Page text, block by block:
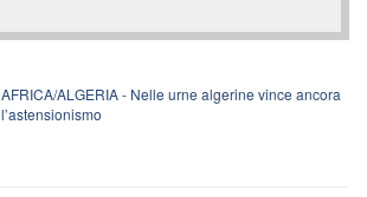
AFRICA/ALGERIA - Nelle urne algerine vince ancora
l’astensionismo